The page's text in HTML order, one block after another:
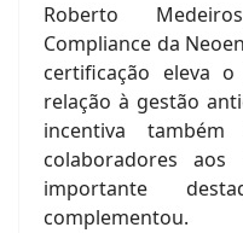
Roberto
Compliance da
certificação eleva
relação à gestão
incentiva
colaboradores
importante
complementou.